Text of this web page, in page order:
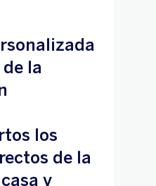
la
los
de la
y